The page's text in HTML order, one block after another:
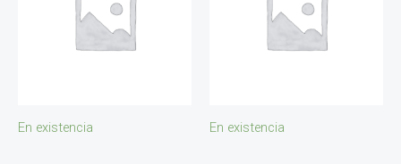
En existencia En existencia